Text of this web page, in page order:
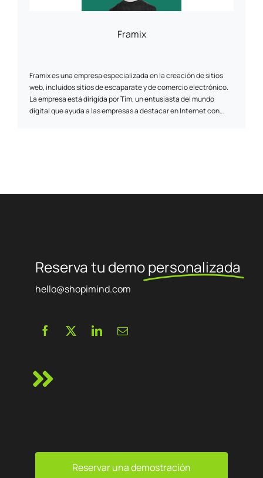
Framix
Framix es una empresa especializada en la creación de sitios
web, incluidos sitios de escaparate y de comercio electrónico.
La empresa está dirigida por Tim, un entusiasta del mundo
digital que ayuda a las empresas a destacar en Internet con
Reserva tu demopersonalizada
hello@shopimind.com
Reservar una demostración